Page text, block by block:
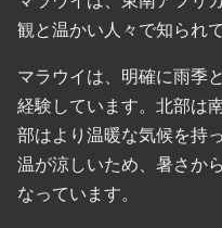
観と温かい人々で知られて
マラウイは、明確に雨季
経験しています。北部は
部はより温暖な気候を持
温が涼しいため、暑さか
なっています。